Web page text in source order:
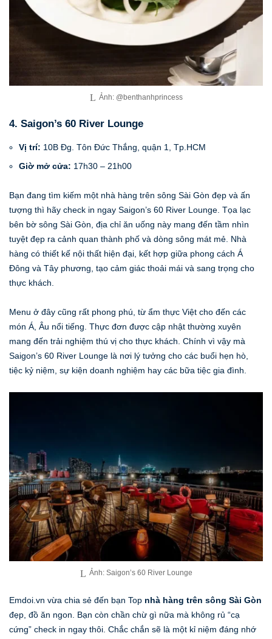
Ảnh: @benthanhprincess
4. Saigon’s 60 River Lounge
Vị trí: 10B Đg. Tôn Đức Thắng, quận 1, Tp.HCM
Giờ mở cửa: 17h30 – 21h00
Bạn đang tìm kiếm một nhà hàng trên sông Sài Gòn đẹp và ấn
tượng thì hãy check in ngay Saigon’s 60 River Lounge. Tọa lạc
bên bờ sông Sài Gòn, địa chỉ ăn uống này mang đến tầm nhìn
tuyệt đẹp ra cảnh quan thành phố và dòng sông mát mẻ. Nhà
hàng có thiết kế nội thất hiện đại, kết hợp giữa phong cách Á
Đông và Tây phương, tạo cảm giác thoải mái và sang trọng cho
thực khách.
Menu ở đây cũng rất phong phú, từ ẩm thực Việt cho đến các
món Á, Âu nổi tiếng. Thực đơn được cập nhật thường xuyên
mang đến trải nghiệm thú vị cho thực khách. Chính vì vậy mà
Saigon’s 60 River Lounge là nơi lý tưởng cho các buổi hẹn hò,
tiệc kỷ niệm, sự kiện doanh nghiệm hay các bữa tiệc gia đình.
Ảnh: Saigon’s 60 River Lounge
Emdoi.vn vừa chia sẻ đến bạn Top nhà hàng trên sông Sài Gòn
đẹp, đồ ăn ngon. Bạn còn chần chừ gì nữa mà không rủ “cạ
cứng” check in ngay thôi. Chắc chắn sẽ là một kỉ niệm đáng nhớ